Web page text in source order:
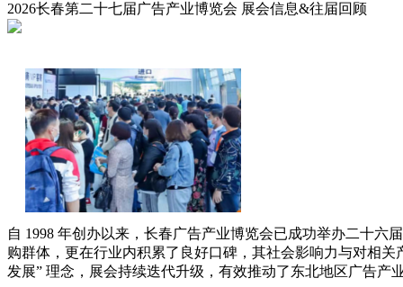
2026长春第二十七届广告产业博览会 展会信息&往届回顾
自 1998 年创办以来，长春广告产业博览会已成功举办二十六
购群体，更在行业内积累了良好口碑，其社会影响力与对相
发展” 理念，展会持续迭代升级，有效推动了东北地区广告产